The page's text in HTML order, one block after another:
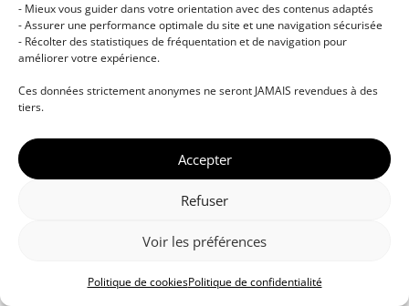
- Mieux vous guider dans votre orientation avec des contenus adaptés
- Assurer une performance optimale du site et une navigation sécurisée
- Récolter des statistiques de fréquentation et de navigation pour
améliorer votre expérience.
Ces données strictement anonymes ne seront JAMAIS revendues à des
tiers.
Accepter
Refuser
Voir les préférences
Politique de cookiesPolitique de confidentialité
musicale • Certifications professionnelles • Paris •